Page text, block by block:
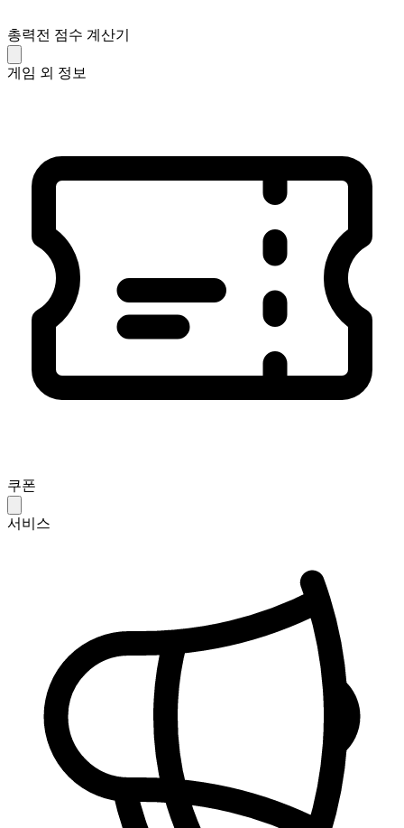
총력전 점수 계산기
게임 외 정보
쿠폰
서비스